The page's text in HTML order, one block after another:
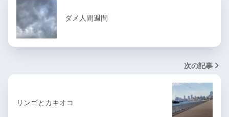
ダメ人間週間
次の記事
リンゴとカキオコ